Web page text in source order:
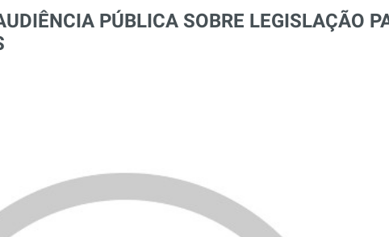
PÚBLICA SOBRE LEGISLAÇÃO